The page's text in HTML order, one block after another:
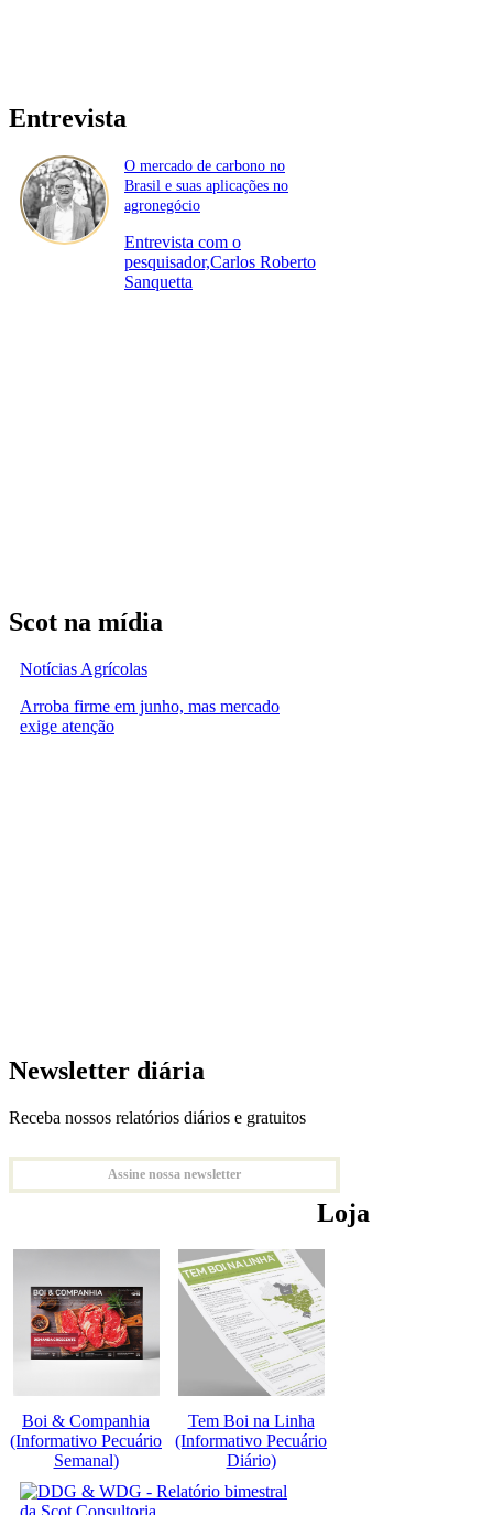
Entrevista
O mercado de carbono no
Brasil e suas aplicações no
agronegócio
Entrevista com o
pesquisador,Carlos Roberto
Sanquetta
Scot na mídia
Notícias Agrícolas
Arroba firme em junho, mas mercado
exige atenção
Newsletter diária
Receba nossos relatórios diários e gratuitos
Assine nossa newsletter
Loja
Boi & Companhia
(Informativo Pecuário
Semanal)
Tem Boi na Linha
(Informativo Pecuário
Diário)